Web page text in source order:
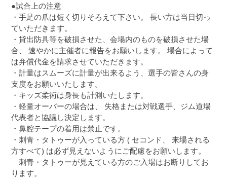
●試合上の注意
・手足の爪は短く切りそろえて下さい。 長い方は当日切っ
ていただきます。
・貸出防具等を破損させた、会場内のものを破損させた場
合、 速やかに主催者に報告をお願いします。 場合によって
は弁償代金を請求させていただきます。
・計量はスムーズに計量が出来るよう、選手の皆さんの身
支度をお願いいたします。
・キッズ柔術は身長も計測いたします。
・軽量オーバーの場合は、 失格または対戦選手、ジム道場
代表者と協議し決定します。
・鼻腔テープの着用は禁止です。
・刺青・タトゥーが入っている方 ( セコンド、 来場される
方すべて) は必ず見えないようにご配慮をお願いします。
刺青・タトゥーが見えている方のご入場はお断りしてお
ります。